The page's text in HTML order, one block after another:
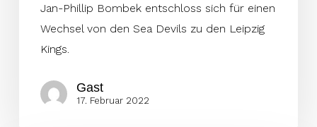
Jan-Phillip Bombek entschloss sich für einen
Wechsel von den Sea Devils zu den Leipzig
Kings.
Gast
17. Februar 2022